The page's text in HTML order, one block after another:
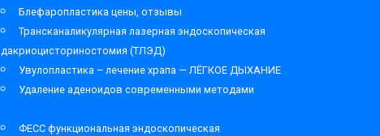
Блефаропластика цены, отзывы
Трансканаликулярная лазерная эндоскопическая
дакриоцисториностомия (ТЛЭД)
Увулопластика – лечение храпа — ЛЁГКОЕ ДЫХАНИЕ
Удаление аденоидов современными методами
ФЕСС функциональная эндоскопическая